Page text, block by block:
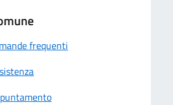
frequenti